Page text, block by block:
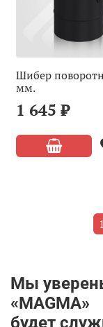
Шибер
мм.
1 645 ₽
1
Мы
«MAGMA»
будет